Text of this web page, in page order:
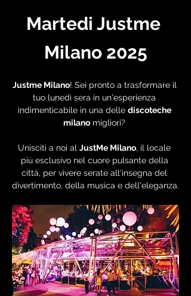
Martedi Justme
Milano 2025
Justme Milano! Sei pronto a trasformare il
tuo lunedì sera in un'esperienza
indimenticabile in una delle discoteche
milano migliori?
Unisciti a noi al JustMe Milano, il locale
più esclusivo nel cuore pulsante della
città, per vivere serate all'insegna del
divertimento, della musica e dell'eleganza.